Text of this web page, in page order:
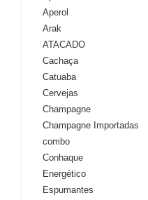
Aperol
Arak
ATACADO
Cachaça
Catuaba
Cervejas
Champagne
Champagne Importadas
combo
Conhaque
Energético
Espumantes